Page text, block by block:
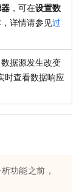
，可在设置数
详情请参见过
据源发生改变
时查看数据响应
功能之前，